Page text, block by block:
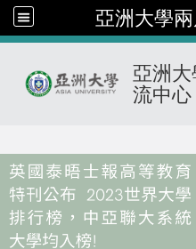
亞洲大學
亞洲
流中心